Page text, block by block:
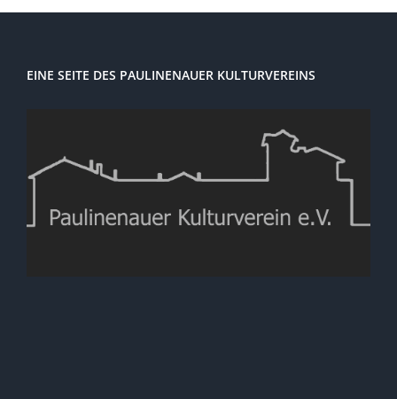
EINE SEITE DES PAULINENAUER KULTURVEREINS